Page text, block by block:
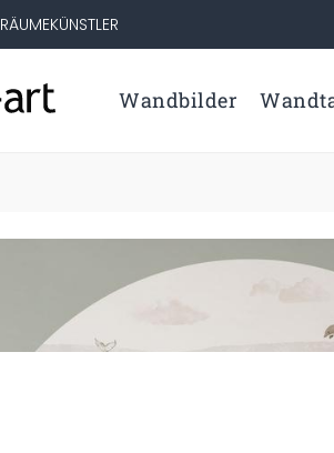
RÄUMEKÜNSTLER
Wandbilder